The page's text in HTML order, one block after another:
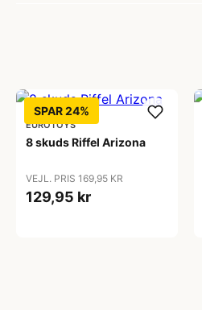
SPAR 24%
EUROTOYS
8 skuds Riffel Arizona
VEJL. PRIS 169,95 KR
129,95 kr